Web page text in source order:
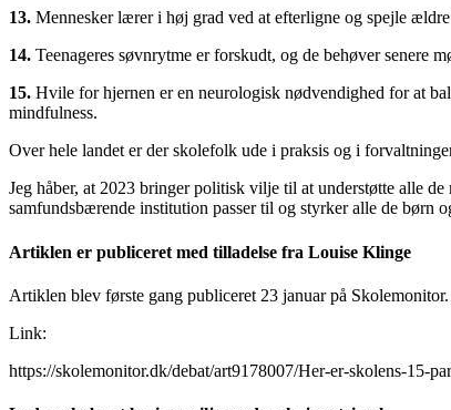
13. Mennesker lærer i høj grad ved at efterligne og spejle
14. Teenageres søvnrytme er forskudt, og de behøver senere
15. Hvile for hjernen er en neurologisk nødvendighed for at
mindfulness.
Over hele landet er der skolefolk ude i praksis og i
Jeg håber, at 2023 bringer politisk vilje til at understøtte alle
samfundsbærende institution passer til og styrker alle de børn
Artiklen er publiceret med tilladelse fra Louise Klinge
Artiklen blev første gang publiceret 23 januar på Skolemonitor.
Link:
https://skolemonitor.dk/debat/art9178007/Her-er-skolens-15-